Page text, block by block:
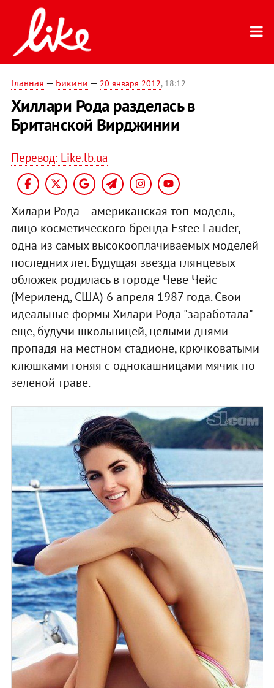
Главная — Бикини — 20 января 2012, 18:12
Хиллари Рода разделась в
Британской Вирджинии
Перевод: Like.lb.ua
Хилари Рода – американская топ-модель,
лицо косметического бренда Estee Lauder,
одна из самых высокооплачиваемых моделей
последних лет. Будущая звезда глянцевых
обложек родилась в городе Чеве Чейс
(Мериленд, США) 6 апреля 1987 года. Свои
идеальные формы Хилари Рода "заработала"
еще, будучи школьницей, целыми днями
пропадя на местном стадионе, крючковатыми
клюшками гоняя с однокашницами мячик по
зеленой траве.